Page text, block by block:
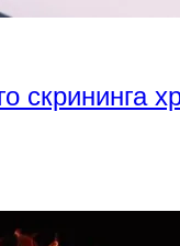
скрининга